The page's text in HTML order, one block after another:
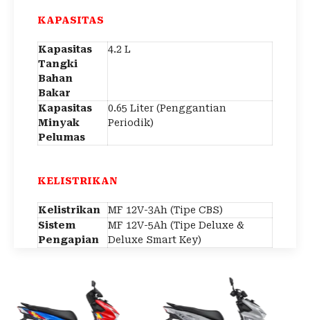
KAPASITAS
Kapasitas
Tangki
Bahan
Bakar
4.2 L
Kapasitas
Minyak
Pelumas
0.65 Liter (Penggantian
Periodik)
KELISTRIKAN
Kelistrikan
MF 12V-3Ah (Tipe CBS)
Sistem
Pengapian
MF 12V-5Ah (Tipe Deluxe &
Deluxe Smart Key)